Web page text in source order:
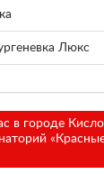
Люкс
в городе